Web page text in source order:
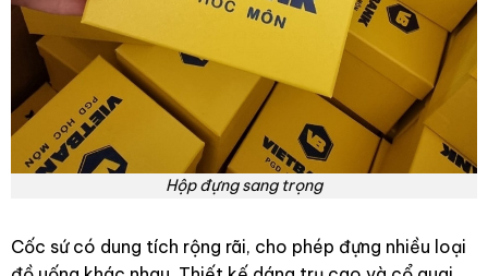
Hộp đựng sang trọng
Cốc sứ có dung tích rộng rãi, cho phép đựng nhiều loại